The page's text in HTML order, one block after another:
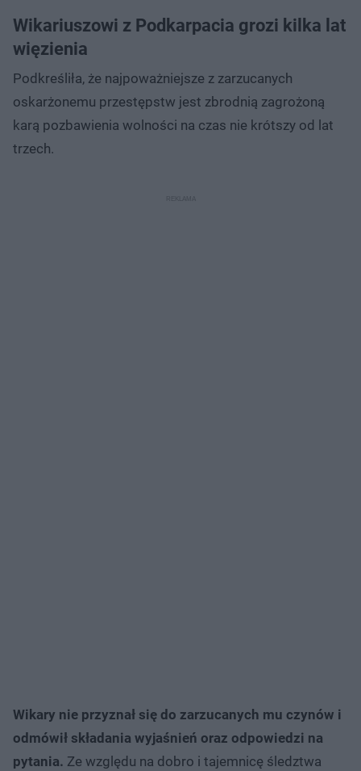
Wikariuszowi z Podkarpacia grozi kilka lat
więzienia
Podkreśliła, że najpoważniejsze z zarzucanych
oskarżonemu przestępstw jest zbrodnią zagrożoną
karą pozbawienia wolności na czas nie krótszy od lat
trzech.
Wikary nie przyznał się do zarzucanych mu czynów i
odmówił składania wyjaśnień oraz odpowiedzi na
pytania. Ze względu na dobro i tajemnicę śledztwa